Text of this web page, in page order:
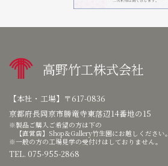
高野竹工株式会社
【本社・工場】 〒617-0836
京都府長岡京市勝竜寺東落辺14番地の15
製品ご購入ご希望の方は下の
【直営店】Shop＆Gallery竹生園にお越しください。
一般の方の工場見学の受付けはしておりません。
TEL. 075-955-2868